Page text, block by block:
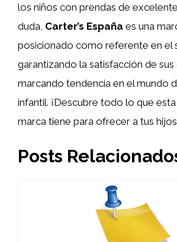
los niños con prendas de
duda, Carter’s España es una
posicionado como referente en el
garantizando la satisfacción de
marcando tendencia en el mundo
infantil. ¡Descubre todo lo que
marca tiene para ofrecer a tus
Posts